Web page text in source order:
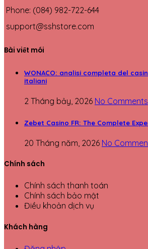
Phone: (084) 982-722-644
support@sshstore.com
Bài viết mói
WONACO: analisi completa del
italiani
2 Tháng bảy, 2026 No Comments
Zebet Casino FR: The Complete
20 Tháng năm, 2026 No
Chính sách
Chính sách thanh toán
Chính sách bảo mật
Điều khoản dịch vụ
Khách hàng